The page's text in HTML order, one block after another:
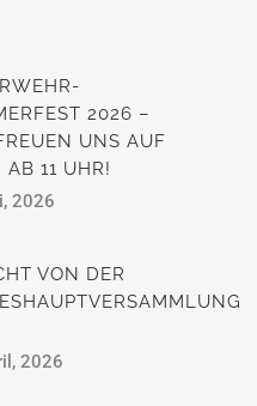
2026 –
UNS AUF
AB 11 UHR!
2026
VON DER
2026